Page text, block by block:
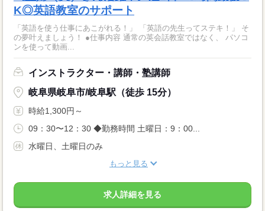
K◎英語教室のサポート
「英語を使う仕事にあこがれる！」 「英語の先生ってステキ！」 そ
の夢叶えましょう！ ●仕事内容 通常の英会話教室ではなく、 パソコ
ンを使って動画...
インストラクター・講師・塾講師
岐阜県岐阜市/岐阜駅（徒歩 15分）
時給1,300円～
09：30〜12：30 ◆勤務時間 土曜日：9：00...
水曜日、土曜日のみ
もっと見る
求人詳細を見る